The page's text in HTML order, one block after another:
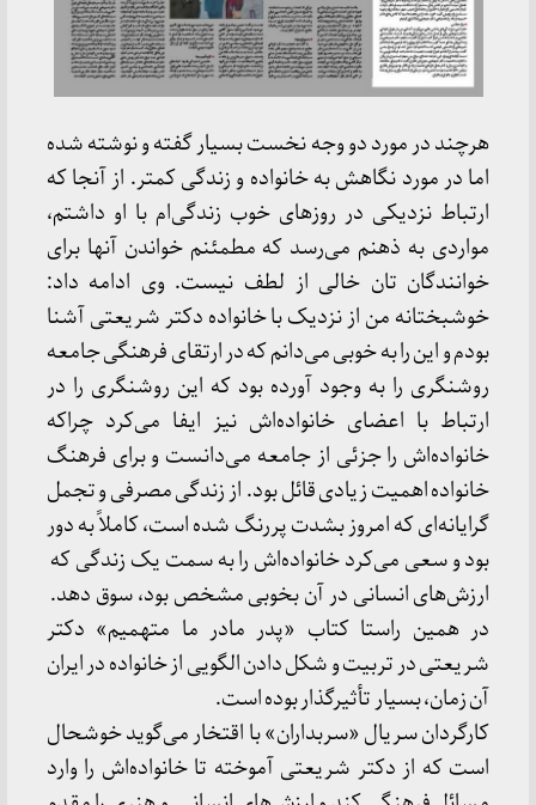
هرچند در مورد دو وجه نخست بسیار گفته و نوشته شده
اما در مورد نگاهش به خانواده و زندگی کمتر. از آنجا که
ارتباط نزدیکی در روزهای خوب زندگی‌ام با او داشتم،
مواردی به ذهنم می‌رسد که مطمئنم خواندن آنها برای
خوانندگان تان خالی از لطف نیست. وی ادامه داد:
خوشبختانه من از نزدیک با خانواده دکتر شریعتی آشنا
بودم و این را به خوبی می‌دانم که در ارتقای فرهنگی جامعه
روشنگری را به وجود آورده بود که این روشنگری را در
ارتباط با اعضای خانواده‌اش نیز ایفا می‌کرد چراکه
خانواده‌اش را جزئی از جامعه می‌دانست و برای فرهنگ
خانواده اهمیت زیادی قائل بود. از زندگی مصرفی و تجمل
گرایانه‌ای که امروز بشدت پررنگ شده است، کاملاً به دور
بود و سعی می‌کرد خانواده‌اش را به سمت یک زندگی که
ارزش‌های انسانی در آن بخوبی مشخص بود، سوق دهد.
در همین راستا کتاب «پدر مادر ما متهمیم» دکتر
شریعتی در تربیت و شکل دادن الگویی از خانواده در ایران
آن زمان، بسیار تأثیرگذار بوده است.
کارگردان سریال «سربداران» با اقتخار می‌گوید خوشحال
است که از دکتر شریعتی آموخته تا خانواده‌اش را وارد